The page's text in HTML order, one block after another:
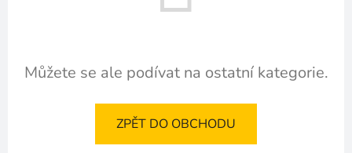
Můžete se ale podívat na ostatní kategorie.
ZPĚT DO OBCHODU